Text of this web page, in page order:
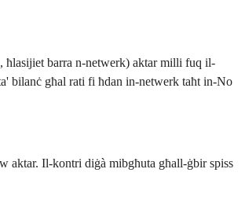
ħlasijiet barra n-netwerk) aktar milli fuq il-
bilanċ għal rati fi ħdan in-netwerk taħt in-No
aktar. Il-kontri diġà mibgħuta għall-ġbir spiss